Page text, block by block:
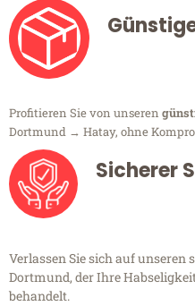
Profitieren Sie von unseren
Dortmund → Hatay, ohne
Sicherer
Verlassen Sie sich auf unseren
Dortmund, der Ihre
behandelt.